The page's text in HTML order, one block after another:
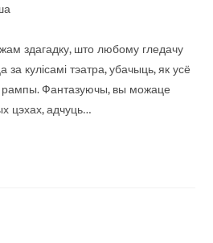
здагадку, што любому гледачу
кулісамі тэатра, убачыць, як усё
рампы. Фантазуючы, вы можаце
цэхах, адчуць…